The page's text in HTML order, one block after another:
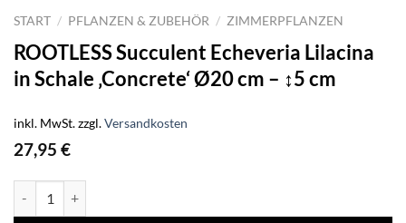
START / PFLANZEN & ZUBEHÖR / ZIMMERPFLANZEN
ROOTLESS Succulent Echeveria Lilacina
in Schale ‚Concrete‘ Ø20 cm – ↕5 cm
inkl. MwSt.zzgl.Versandkosten
27,95 €